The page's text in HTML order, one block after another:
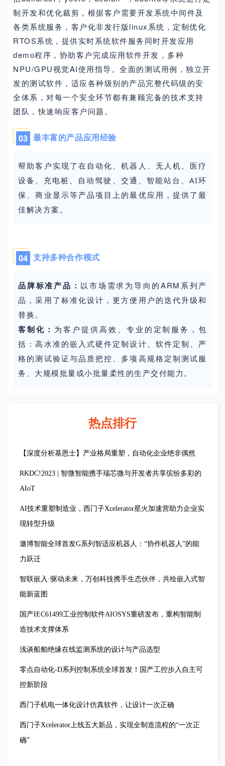
制开发和优化裁剪，根据客户需要开发系统中间件及
各类系统服务，客户化非发行版linux系统，定制优化
RTOS系统，提供实时系统软件服务同时开发应用
demo程序， 协助客户完成应用软件开发，多种
NPU/GPU视觉AI使用指导。全面的测试用例，独立开
发的测试软件，适应各种级别的产品完整代码级的安
全体系，对每一个安全环节都有兼顾完备的技术支持
团队，快速响应客户问题。
03 最丰富的产品应用经验
帮助客户实现了在自动化、机器人、无人机、医疗
设备、充电桩、自动驾驶、交通、智能站台、AI环
保、商业显示等产品项目上的最优应用，提供了最
佳解决方案。
04 支持多种合作模式
品牌标准产品： 以市场需求为导向的ARM 系列产
品，采用了标准化设计，更方便用户的迭代升级和
替换。
客制化： 为客户提供高效、专业的定制服务，包
括：高水准的嵌入式硬件定制设计、软件定制、严
格的测试验证与品质把控、多项高规格定制测试服
务、大规模批量或小批量柔性的生产交付能力。
热点排行
【深度分析基恩士】产业格局重塑，自动化企业绝非偶然
RKDC!2023 | 智微智能携手瑞芯微与开发者共享缤纷多彩的
AIoT
AI技术重塑制造业，西门子Xcelerator星火加速营助力企业实
现转型升级
遨博智能全球首发G系列智适应机器人：“协作机器人”的能
力跃迁
智联嵌入·驱动未来，万创科技携手生态伙伴，共绘嵌入式智
能新蓝图
国产IEC61499工业控制软件AIOSYS重磅发布，重构智能制
造技术支撑体系
浅谈船舶绝缘在线监测系统的设计与产品选型
零点自动化-D系列控制系统全球首发！国产工控步入自主可
控新阶段
西门子机电一体化设计仿真软件，让设计一次正确
西门子Xcelerator上线五大新品，实现全制造流程的“一次正
确”